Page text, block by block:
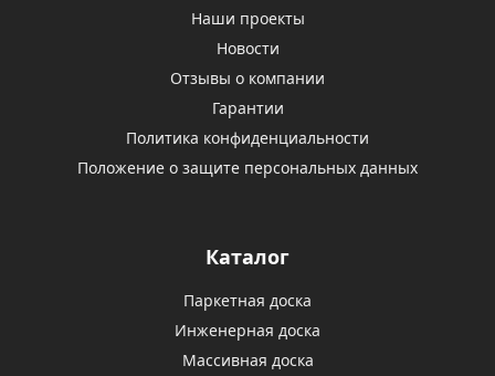
Наши проекты
Новости
Отзывы о компании
Гарантии
Политика конфиденциальности
Положение о защите персональных данных
Каталог
Паркетная доска
Инженерная доска
Массивная доска